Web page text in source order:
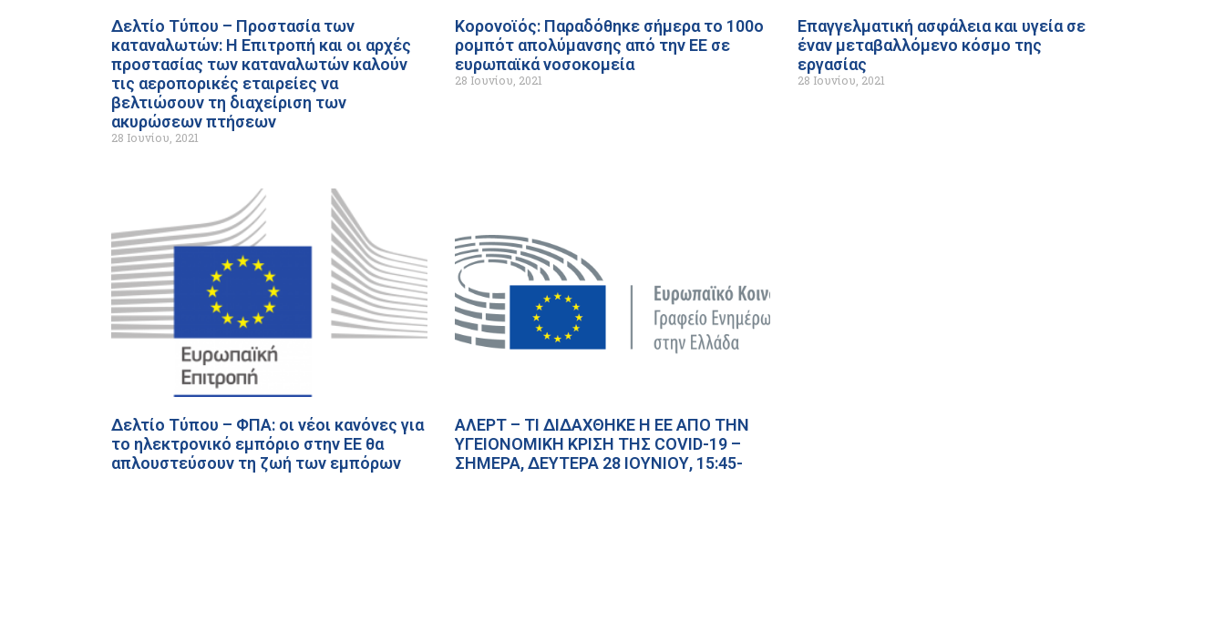
Δελτίο Τύπου – Προστασία των
καταναλωτών: Η Επιτροπή και οι αρχές
προστασίας των καταναλωτών καλούν
τις αεροπορικές εταιρείες να
βελτιώσουν τη διαχείριση των
ακυρώσεων πτήσεων
28 Ιουνίου, 2021
Κορονοϊός: Παραδόθηκε σήμερα το 100ο
ρομπότ απολύμανσης από την ΕΕ σε
ευρωπαϊκά νοσοκομεία
28 Ιουνίου, 2021
Επαγγελματική ασφάλεια και υγεία σε
έναν μεταβαλλόμενο κόσμο της
εργασίας
28 Ιουνίου, 2021
Δελτίο Τύπου – ΦΠΑ: οι νέοι κανόνες για
το ηλεκτρονικό εμπόριο στην ΕΕ θα
απλουστεύσουν τη ζωή των εμπόρων
ΑΛΕΡΤ – ΤΙ ΔΙΔΑΧΘΗΚΕ Η ΕΕ ΑΠΟ ΤΗΝ
ΥΓΕΙΟΝΟΜΙΚΗ ΚΡΙΣΗ ΤΗΣ COVID-19 –
ΣΗΜΕΡΑ, ΔΕΥΤΕΡΑ 28 ΙΟΥΝΙΟΥ, 15:45-